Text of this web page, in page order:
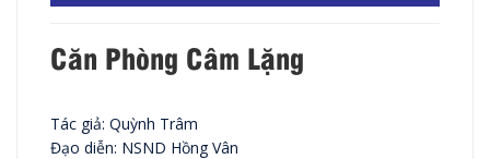
Căn Phòng Câm Lặng
Tác giả: Quỳnh Trâm
Đạo diễn: NSND Hồng Vân